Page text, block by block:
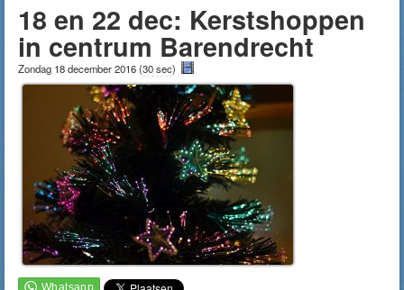
18 en 22 dec: Kerstshoppen
in centrum Barendrecht
Zondag 18 december 2016(30 sec)